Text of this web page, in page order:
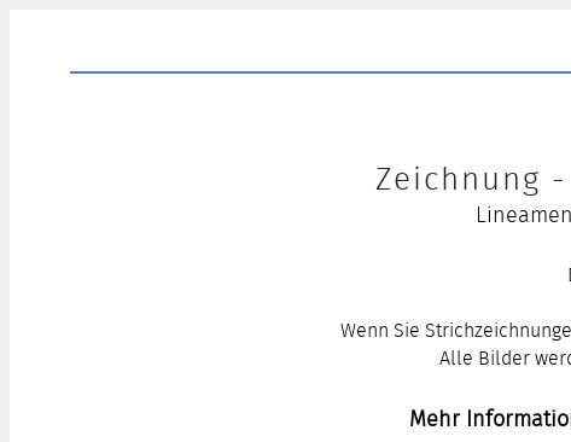
Zeichnung
Wenn Sie
Alle Bilder
Mehr